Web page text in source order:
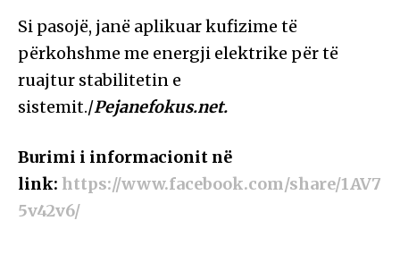
Si pasojë, janë aplikuar kufizime të
përkohshme me energji elektrike për të
ruajtur stabilitetin e
sistemit./Pejanefokus.net.
Burimi i informacionit në
link: https://www.facebook.com/share/1AV7
5v42v6/